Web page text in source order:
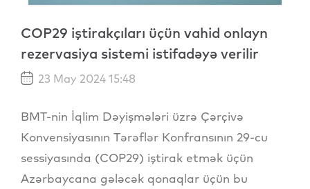
COP29 iştirakçıları üçün vahid onlayn
rezervasiya sistemi istifadəyə verilir
23 May 2024 15:48
BMT-nin İqlim Dəyişmələri üzrə Çərçivə
Konvensiyasının Tərəflər Konfransının 29-cu
sessiyasında (COP29) iştirak etmək üçün
Azərbaycana gələcək qonaqlar üçün bu